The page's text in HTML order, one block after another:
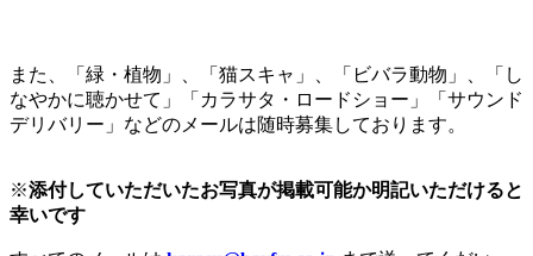
また、「緑・植物」、「猫スキャ」、「ビバラ動物」、「し
なやかに聴かせて」「カラサタ・ロードショー」「サウンド
デリバリー」などのメールは随時募集しております。
※添付していただいたお写真が掲載可能か明記いただけると
幸いです